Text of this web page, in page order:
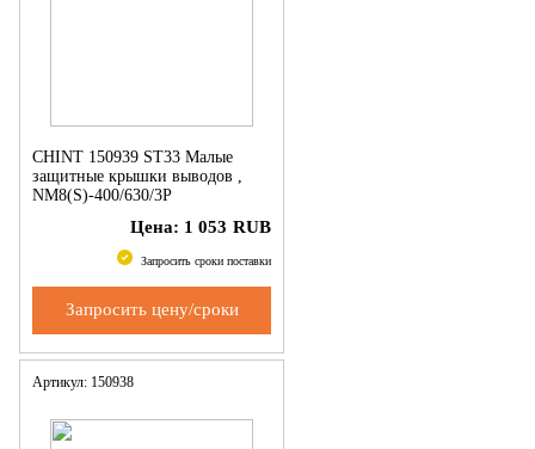
CHINT 150939 ST33 Малые
защитные крышки выводов ,
NM8(S)-400/630/3P
Цена: 1 053 RUB
Запросить сроки поставки
Запросить цену/сроки
Артикул: 150938